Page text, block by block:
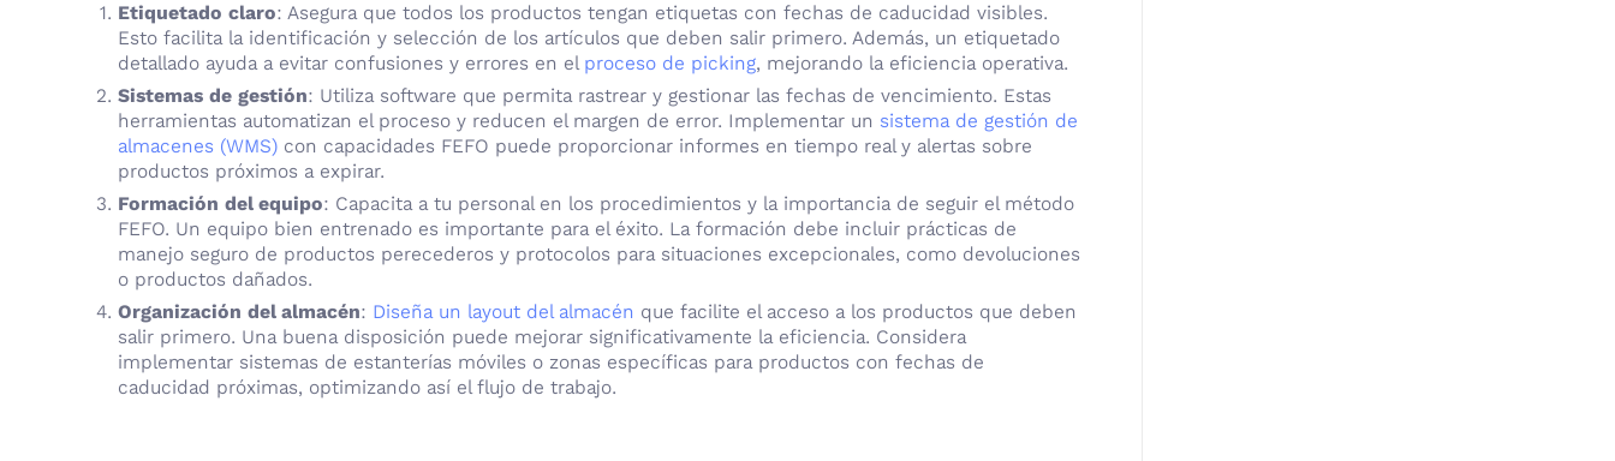
Etiquetado claro: Asegura que todos los productos tengan etiquetas con fechas de caducidad visibles.
Esto facilita la identificación y selección de los artículos que deben salir primero. Además, un etiquetado
detallado ayuda a evitar confusiones y errores en el proceso de picking, mejorando la eficiencia operativa.
Sistemas de gestión: Utiliza software que permita rastrear y gestionar las fechas de vencimiento. Estas
herramientas automatizan el proceso y reducen el margen de error. Implementar un sistema de gestión de
almacenes (WMS) con capacidades FEFO puede proporcionar informes en tiempo real y alertas sobre
productos próximos a expirar.
Formación del equipo: Capacita a tu personal en los procedimientos y la importancia de seguir el método
FEFO. Un equipo bien entrenado es importante para el éxito. La formación debe incluir prácticas de
manejo seguro de productos perecederos y protocolos para situaciones excepcionales, como devoluciones
o productos dañados.
Organización del almacén: Diseña un layout del almacén que facilite el acceso a los productos que deben
salir primero. Una buena disposición puede mejorar significativamente la eficiencia. Considera
implementar sistemas de estanterías móviles o zonas específicas para productos con fechas de
caducidad próximas, optimizando así el flujo de trabajo.